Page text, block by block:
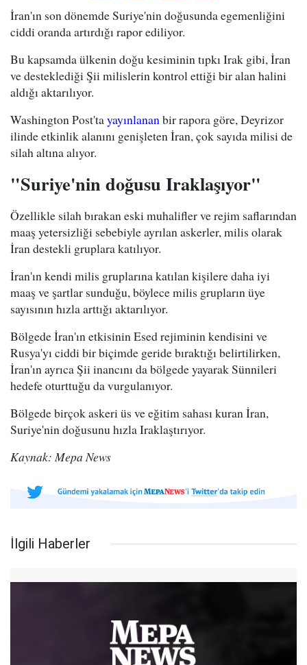
İran'ın son dönemde Suriye'nin doğusunda egemenliğini
ciddi oranda artırdığı rapor ediliyor.
Bu kapsamda ülkenin doğu kesiminin tıpkı Irak gibi, İran
ve desteklediği Şii milislerin kontrol ettiği bir alan halini
aldığı aktarılıyor.
Washington Post'tayayınlananbir rapora göre, Deyrizor
ilinde etkinlik alanını genişleten İran, çok sayıda milisi de
silah altına alıyor.
"Suriye'nin doğusu Iraklaşıyor"
Özellikle silah bırakan eski muhalifler ve rejim saflarından
maaş yetersizliği sebebiyle ayrılan askerler, milis olarak
İran destekli gruplara katılıyor.
İran'ın kendi milis gruplarına katılan kişilere daha iyi
maaş ve şartlar sunduğu, böylece milis grupların üye
sayısının hızla arttığı aktarılıyor.
Bölgede İran'ın etkisinin Esed rejiminin kendisini ve
Rusya'yı ciddi bir biçimde geride bıraktığı belirtilirken,
İran'ın ayrıca Şii inancını da bölgede yayarak Sünnileri
hedefe oturttuğu da vurgulanıyor.
Bölgede birçok askeri üs ve eğitim sahası kuran İran,
Suriye'nin doğusunu hızla Iraklaştırıyor.
Kaynak: Mepa News
İlgili Haberler